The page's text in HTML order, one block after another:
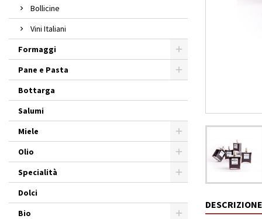
Bollicine
Vini Italiani
Formaggi
Pane e Pasta
Bottarga
Salumi
Miele
Olio
Specialità
Dolci
Bio
DESCRIZIONE